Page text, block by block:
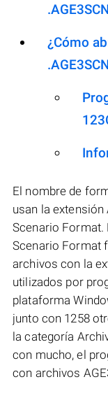
¿Cómo
El nombre de
usan la extensión
Scenario Format.
Scenario Format
archivos con la
utilizados por
plataforma
junto con 1258
la categoría
con mucho, el
con archivos